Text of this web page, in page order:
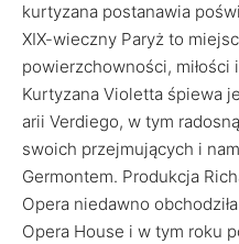
kurtyzana postanawia
XIX-wieczny Paryż to
powierzchowności, miłości
Kurtyzana Violetta śpiewa
arii Verdiego, w tym
swoich przejmujących i
Germontem. Produkcja
Opera niedawno
Opera House i w tym roku